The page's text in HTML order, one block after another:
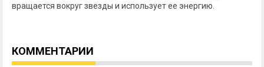
вращается вокруг звезды и использует ее энергию.
КОММЕНТАРИИ